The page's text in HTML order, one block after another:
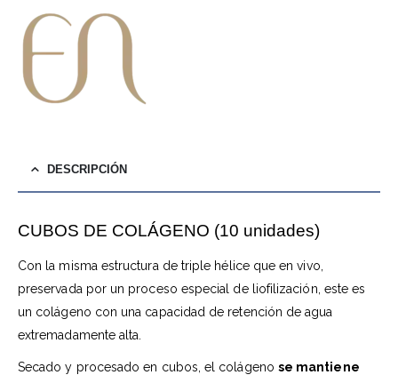
DESCRIPCIÓN
CUBOS DE COLÁGENO (10 unidades)
Con la misma estructura de triple hélice que en vivo,
preservada por un proceso especial de liofilización, este es
un colágeno con una capacidad de retención de agua
extremadamente alta.
Secado y procesado en cubos, el colágeno se mantiene